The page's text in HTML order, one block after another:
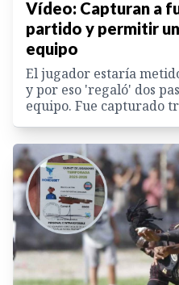
Vídeo: Capturan a
partido y permitir
equipo
El jugador estaría
y por eso 'regaló' dos
equipo. Fue capturado